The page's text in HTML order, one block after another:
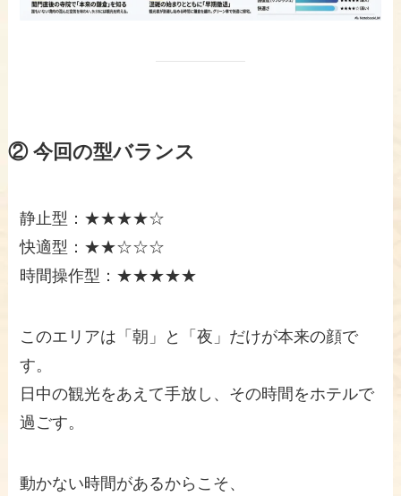
② 今回の型バランス
静止型：★★★★☆
快適型：★★☆☆☆
時間操作型：★★★★★
このエリアは「朝」と「夜」だけが本来の顔で
す。
日中の観光をあえて手放し、その時間をホテルで
過ごす。
動かない時間があるからこそ、